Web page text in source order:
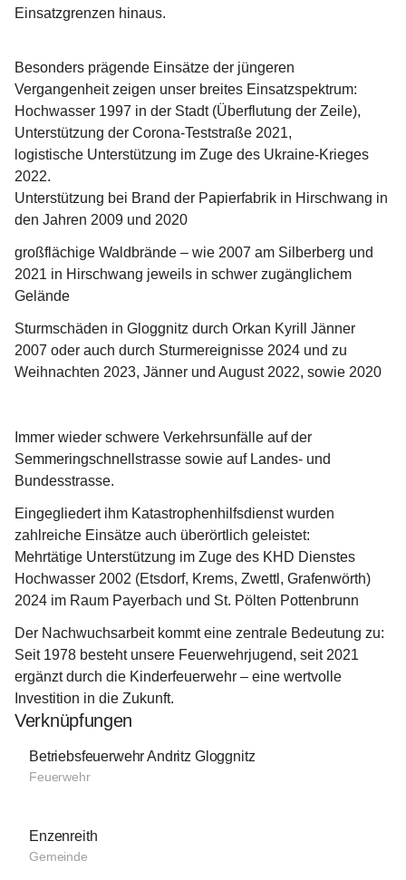
Einsatzgrenzen hinaus.
Besonders prägende Einsätze der jüngeren
Vergangenheit zeigen unser breites Einsatzspektrum:
Hochwasser 1997 in der Stadt (Überflutung der Zeile),
Unterstützung der Corona-Teststraße 2021,
logistische Unterstützung im Zuge des Ukraine-Krieges
2022.
Unterstützung bei Brand der Papierfabrik in Hirschwang in
den Jahren 2009 und 2020
großflächige Waldbrände – wie 2007 am Silberberg und
2021 in Hirschwang jeweils in schwer zugänglichem
Gelände
Sturmschäden in Gloggnitz durch Orkan Kyrill Jänner
2007 oder auch durch Sturmereignisse 2024 und zu
Weihnachten 2023, Jänner und August 2022, sowie 2020
Immer wieder schwere Verkehrsunfälle auf der
Semmeringschnellstrasse sowie auf Landes- und
Bundesstrasse.
Eingegliedert ihm Katastrophenhilfsdienst wurden
zahlreiche Einsätze auch überörtlich geleistet:
Mehrtätige Unterstützung im Zuge des KHD Dienstes
Hochwasser 2002 (Etsdorf, Krems, Zwettl, Grafenwörth)
2024 im Raum Payerbach und St. Pölten Pottenbrunn
Der Nachwuchsarbeit kommt eine zentrale Bedeutung zu:
Seit 1978 besteht unsere Feuerwehrjugend, seit 2021
ergänzt durch die Kinderfeuerwehr – eine wertvolle
Investition in die Zukunft.
Verknüpfungen
Betriebsfeuerwehr Andritz Gloggnitz
Feuerwehr
Enzenreith
Gemeinde